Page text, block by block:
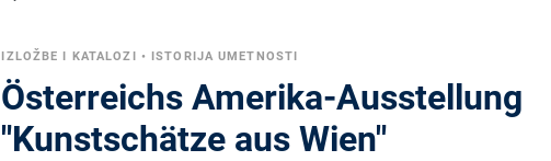
IZLOŽBE I KATALOZI • ISTORIJA UMETNOSTI
Österreichs Amerika-Ausstellung
"Kunstschätze aus Wien"